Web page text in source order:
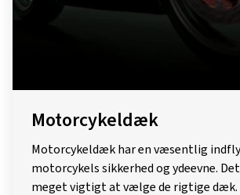
Motorcykeldæk
Motorcykeldæk har en væsentlig
motorcykels sikkerhed og ydeevne.
meget vigtigt at vælge de rigtige dæk.